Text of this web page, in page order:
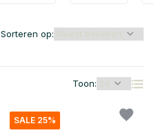
Toon:
Sorteren op:
SALE 25%